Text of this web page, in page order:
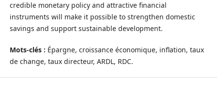
credible monetary policy and attractive financial
instruments will make it possible to strengthen domestic
savings and support sustainable development.
Mots-clés : Épargne, croissance économique, inflation, taux
de change, taux directeur, ARDL, RDC.